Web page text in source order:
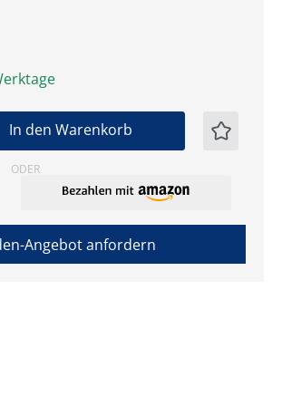
den gewünschten Wert
In den Warenkorb
ODER
Angebot anfordern